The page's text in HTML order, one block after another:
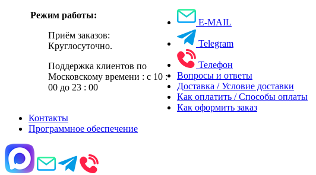
Режим работы:
Приём заказов:
Круглосуточно.
Поддержка клиентов по
Московскому времени : с 10 :
00 до 23 : 00
E-MAIL
Telegram
Телефон
Вопросы и ответы
Доставка / Условие доставки
Как оплатить / Способы оплаты
Как оформить заказ
Контакты
Программное обеспечение